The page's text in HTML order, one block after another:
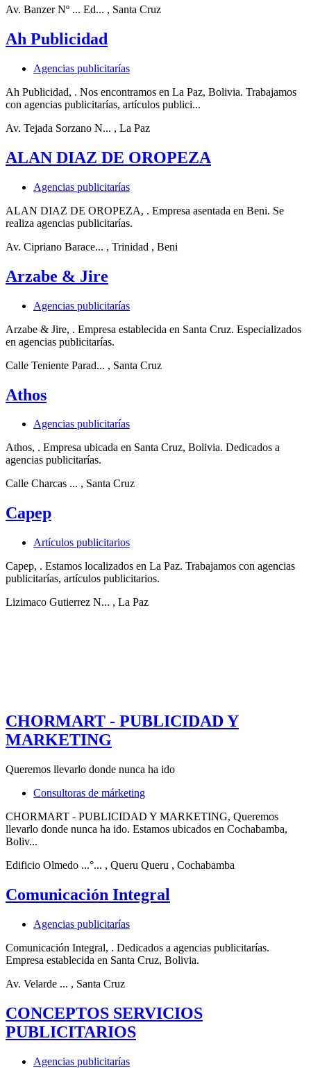
Av. Banzer Nº ... Ed... , Santa Cruz
Ah Publicidad
Agencias publicitarías
Ah Publicidad, . Nos encontramos en La Paz, Bolivia. Trabajamos
con agencias publicitarías, artículos publici...
Av. Tejada Sorzano N... , La Paz
ALAN DIAZ DE OROPEZA
Agencias publicitarías
ALAN DIAZ DE OROPEZA, . Empresa asentada en Beni. Se
realiza agencias publicitarías.
Av. Cipriano Barace... , Trinidad , Beni
Arzabe & Jire
Agencias publicitarías
Arzabe & Jire, . Empresa establecida en Santa Cruz. Especializados
en agencias publicitarías.
Calle Teniente Parad... , Santa Cruz
Athos
Agencias publicitarías
Athos, . Empresa ubicada en Santa Cruz, Bolivia. Dedicados a
agencias publicitarías.
Calle Charcas ... , Santa Cruz
Capep
Artículos publicitarios
Capep, . Estamos localizados en La Paz. Trabajamos con agencias
publicitarías, artículos publicitarios.
Lizimaco Gutierrez N... , La Paz
CHORMART - PUBLICIDAD Y
MARKETING
Queremos llevarlo donde nunca ha ido
Consultoras de márketing
CHORMART - PUBLICIDAD Y MARKETING, Queremos
llevarlo donde nunca ha ido. Estamos ubicados en Cochabamba,
Boliv...
Edificio Olmedo ...°... , Queru Queru , Cochabamba
Comunicación Integral
Agencias publicitarías
Comunicación Integral, . Dedicados a agencias publicitarías.
Empresa establecida en Santa Cruz, Bolivia.
Av. Velarde ... , Santa Cruz
CONCEPTOS SERVICIOS
PUBLICITARIOS
Agencias publicitarías